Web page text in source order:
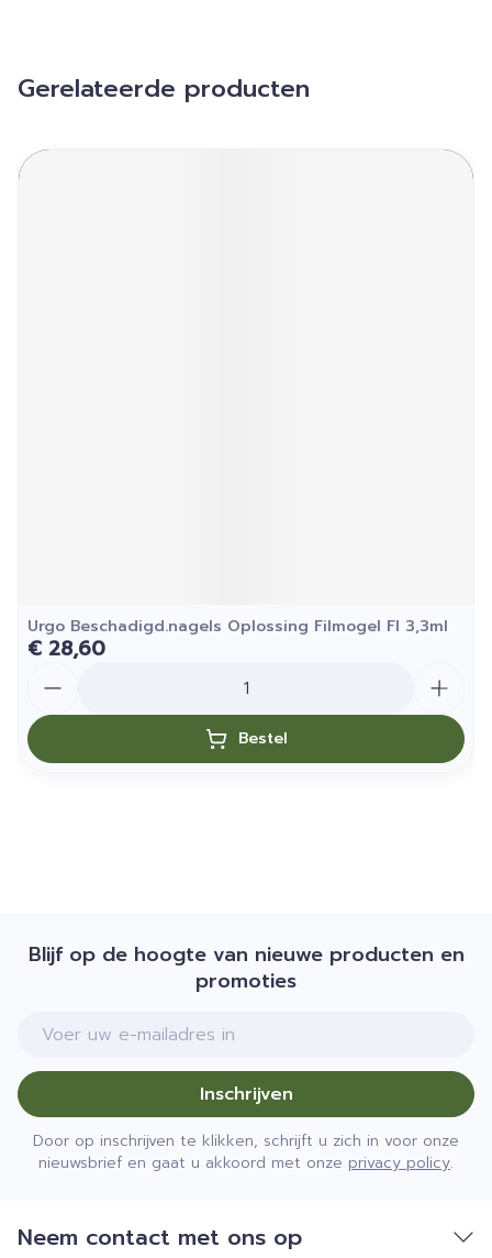
Gerelateerde producten
Urgo Beschadigd.nagels Oplossing Filmogel Fl 3,3ml
€ 28,60
Bestel
Blijf op de hoogte van nieuwe producten en
promoties
E-mail adres
Inschrijven
Door op inschrijven te klikken, schrijft u zich in voor onze
nieuwsbrief en gaat u akkoord met onze privacy policy.
Neem contact met ons op